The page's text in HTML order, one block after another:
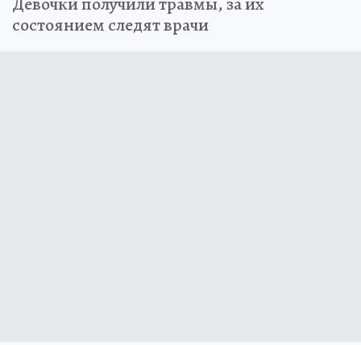
состоянием следят врачи